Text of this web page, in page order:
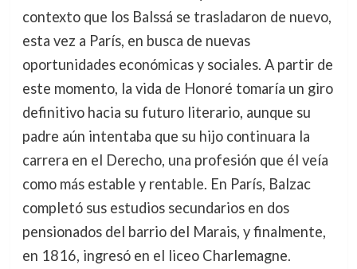
contexto que los Balssá se trasladaron de nuevo,
esta vez a París, en busca de nuevas
oportunidades económicas y sociales. A partir de
este momento, la vida de Honoré tomaría un giro
definitivo hacia su futuro literario, aunque su
padre aún intentaba que su hijo continuara la
carrera en el Derecho, una profesión que él veía
como más estable y rentable. En París, Balzac
completó sus estudios secundarios en dos
pensionados del barrio del Marais, y finalmente,
en 1816, ingresó en el liceo Charlemagne.